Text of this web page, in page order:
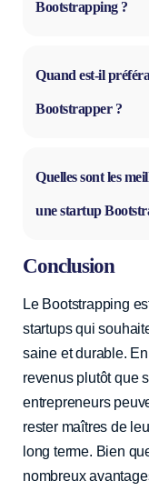
Bootstrapping ?
Quand est-il
Bootstrapper ?
Quelles sont les
une startup
Conclusion
Le Bootstrapping
startups qui
saine et durable.
revenus plutôt que
entrepreneurs
rester maîtres de
long terme. Bien
nombreux